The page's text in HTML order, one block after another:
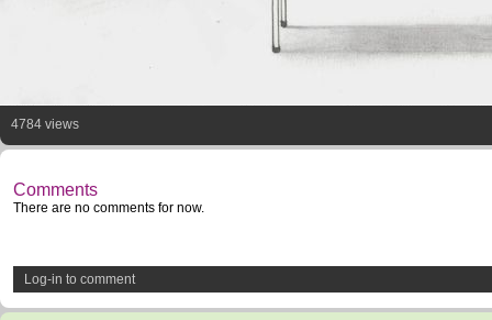
4784 views
Comments
There are no comments for now.
Log-in to comment